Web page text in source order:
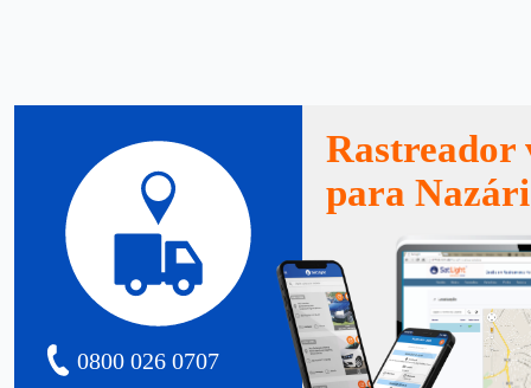
0800 026 0707
Rastreador
para